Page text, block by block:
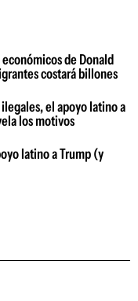
de Donald
costará billones
el apoyo latino a
los motivos
latino a Trump (y